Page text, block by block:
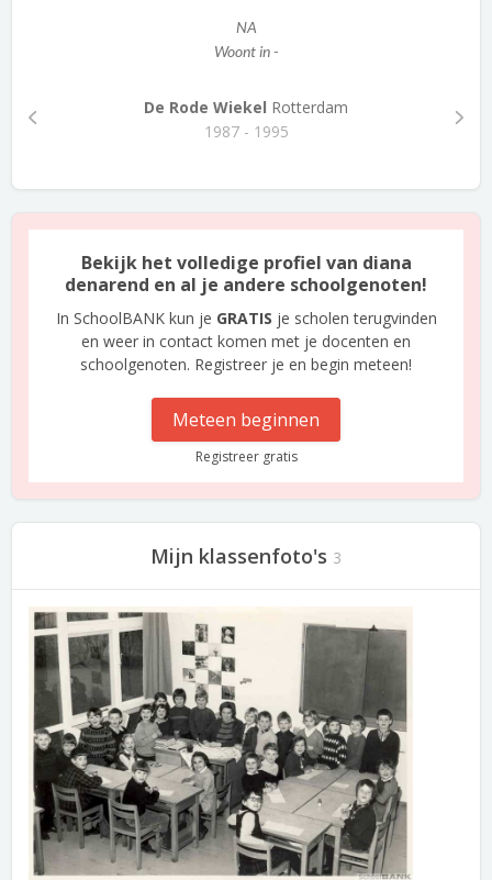
NA
Woont in -
De Rode Wiekel Rotterdam
1987 - 1995
Bekijk het volledige profiel van diana
denarend en al je andere schoolgenoten!
In SchoolBANK kun je GRATIS je scholen terugvinden
en weer in contact komen met je docenten en
schoolgenoten. Registreer je en begin meteen!
Meteen beginnen
Registreer gratis
Mijn klassenfoto's 3